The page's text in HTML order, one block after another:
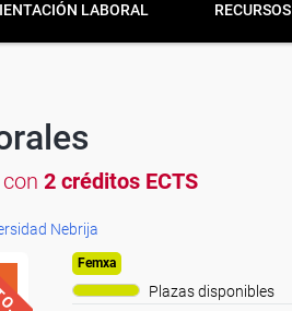
LABORAL RECURSOS
2 créditos ECTS
Nebrija
Femxa
Plazas disponibles